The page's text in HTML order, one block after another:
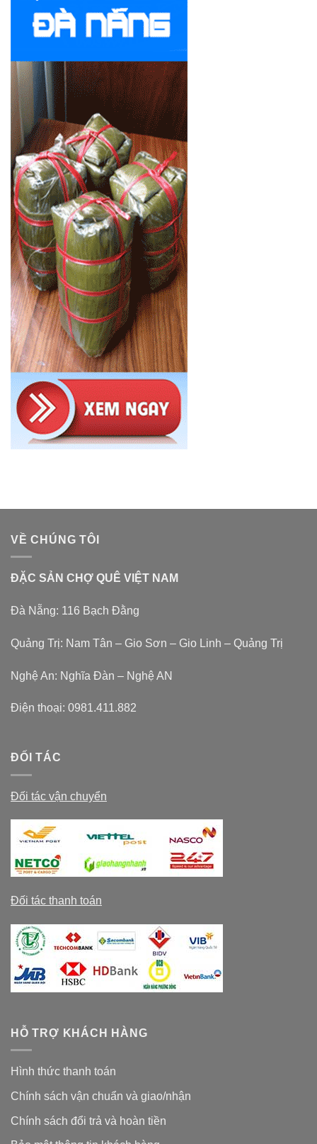
VỀ CHÚNG TÔI
ĐẶC SẢN CHỢ QUÊ VIỆT NAM
Đà Nẵng: 116 Bạch Đằng
Quảng Trị: Nam Tân – Gio Sơn – Gio Linh – Quảng Trị
Nghệ An: Nghĩa Đàn – Nghệ AN
Điện thoại: 0981.411.882
ĐỐI TÁC
Đối tác vận chuyển
Đối tác thanh toán
HỖ TRỢ KHÁCH HÀNG
Hình thức thanh toán
Chính sách vận chuẩn và giao/nhận
Chính sách đổi trả và hoàn tiền